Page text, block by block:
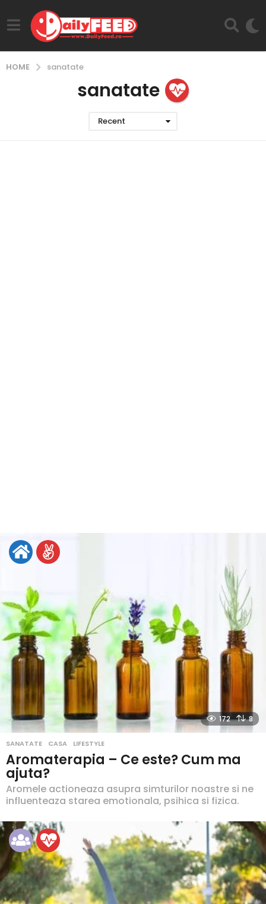
HOME sanatate
sanatate
Recent
172 8
SANATATE ,CASA ,LIFESTYLE
Aromaterapia – Ce este? Cum ma
ajuta?
Aromele actioneaza asupra simturilor noastre si ne
influenteaza starea emotionala, psihica si fizica.